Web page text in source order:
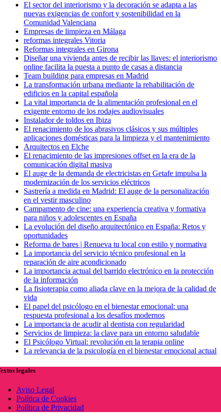
El sector del interiorismo y la decoración se adapta a las
nuevas exigencias de confort y sostenibilidad en la
Comunidad Valenciana
Empresas de limpieza en Málaga
reformas integrales Vitoria
Reformas integrales en Girona
Diseñar una vivienda antes de recibir las llaves: el interiorismo
online facilita la puesta a punto de casas a distancia
Team building para empresas en Madrid
La transformación urbana mediante la rehabilitación de
edificios en la capital española
La vital importancia de la alimentación profesional en el
exigente entorno de los rodajes audiovisuales
Instalador de toldos en Ibiza
El renacimiento de los abrasivos clásicos y sus múltiples
aplicaciones domésticas para la limpieza y el mantenimiento
Arquitectos en Elche
El renacimiento de las impresiones offset en la era de la
comunicación digital masiva
El auge de la demanda de electricistas en Getafe impulsa la
modernización de los servicios eléctricos
Sastrería a medida en Madrid: El auge de la personalización
en el vestir masculino
Campamento de cine: una experiencia creativa y formativa
para niños y adolescentes en España
La evolución del diseño arquitectónico en España: Retos y
oportunidades
Reforma de bares | Renueva tu local con estilo y normativa
La importancia del servicio técnico profesional en la
reparación de aire acondicionado
La importancia actual del barrido electrónico en la protección
de la información
La fisioterapia como aliada clave en la mejora de la calidad de
vida
El papel del psicólogo en el bienestar emocional: una
respuesta profesional a los desafíos modernos
La importancia de acudir al dentista con regularidad
Servicios de limpieza: la clave para un entorno saludable
El Psicólogo Virtual: revolución en la terapia online
La relevancia de la psicología en el bienestar emocional actual
legales
Aviso Legal
Política de Cookies
Política de Privacidad